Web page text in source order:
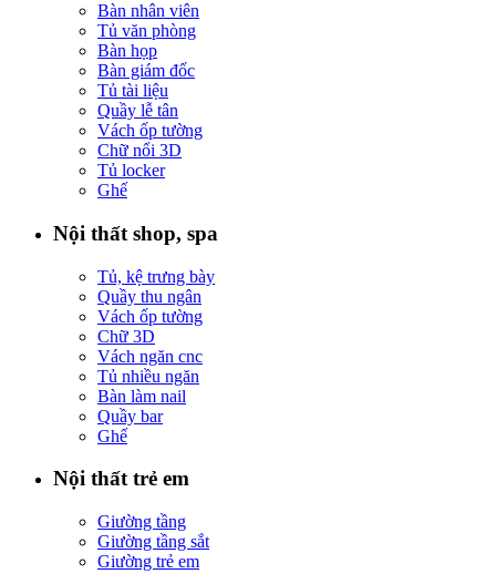
Bàn nhân viên
Tủ văn phòng
Bàn họp
Bàn giám đốc
Tủ tài liệu
Quầy lễ tân
Vách ốp tường
Chữ nổi 3D
Tủ locker
Ghế
Nội thất shop, spa
Tủ, kệ trưng bày
Quầy thu ngân
Vách ốp tường
Chữ 3D
Vách ngăn cnc
Tủ nhiều ngăn
Bàn làm nail
Quầy bar
Ghế
Nội thất trẻ em
Giường tầng
Giường tầng sắt
Giường trẻ em